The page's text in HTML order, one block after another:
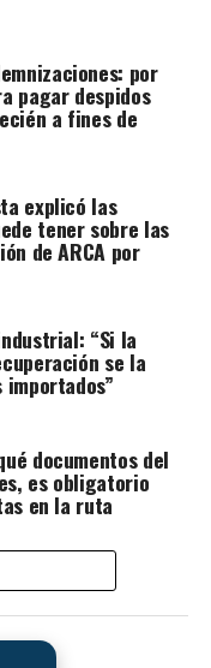
por
pagar despidos
a fines de
explicó las
tener sobre las
de ARCA por
“Si la
se la
documentos del
es obligatorio
en la ruta